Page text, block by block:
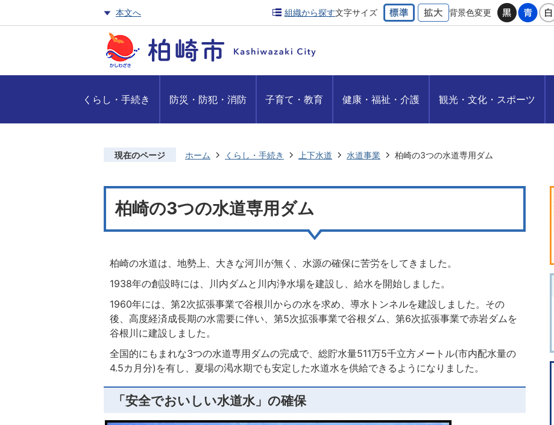
本文へ 組織から探す文字サイズ 背景色変更
くらし・手続き 防災・防犯・消防 子育て・教育 健康・福祉・介護 観光・文化・スポーツ
現在のページ ホーム くらし・手続き 上下水道 水道事業 柏崎の3つの水道専用ダム
柏崎の3つの水道専用ダム
柏崎の水道は、地勢上、大きな河川が無く、水源の確保に苦労をしてきました。
1938年の創設時には、川内ダムと川内浄水場を建設し、給水を開始しました。
1960年には、第2次拡張事業で谷根川からの水を求め、導水トンネルを建設しました。その
後、高度経済成長期の水需要に伴い、第5次拡張事業で谷根ダム、第6次拡張事業で赤岩ダムを
谷根川に建設しました。
全国的にもまれな3つの水道専用ダムの完成で、総貯水量511万5千立方メートル(市内配水量の
4.5カ月分)を有し、夏場の渇水期でも安定した水道水を供給できるようになりました。
「安全でおいしい水道水」の確保